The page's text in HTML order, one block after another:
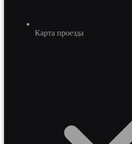
Карта проезда